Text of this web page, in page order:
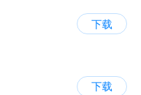
下载
下载